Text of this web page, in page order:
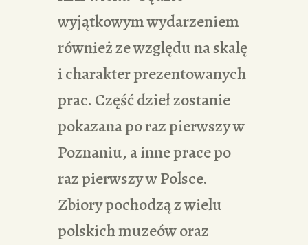
wyjątkowym wydarzeniem
również ze względu na skalę
i charakter prezentowanych
prac. Część dzieł zostanie
pokazana po raz pierwszy w
Poznaniu, a inne prace po
raz pierwszy w Polsce.
Zbiory pochodzą z wielu
polskich muzeów oraz